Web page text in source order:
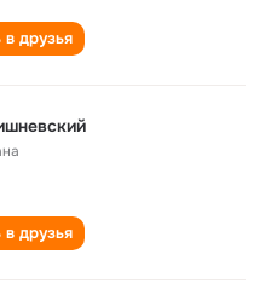
в друзья
в друзья